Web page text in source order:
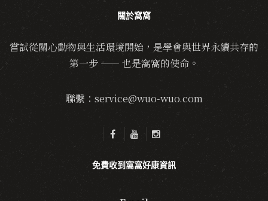
關於窩窩
嘗試從關心動物與生活環境開始，是學會與世界永續共存的
第一步 —— 也是窩窩的使命。
聯繫：service@wuo-wuo.com
免費收到窩窩好康資訊